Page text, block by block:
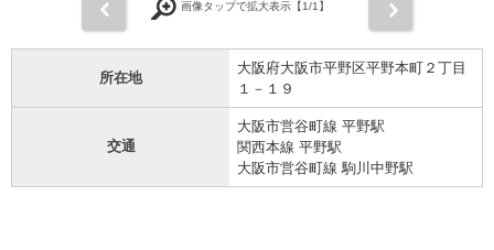
画像タップで拡大表示【1/1】
所在地
大阪府大阪市平野区平野本町２丁目
１－１９
交通
大阪市営谷町線 平野駅
関西本線 平野駅
大阪市営谷町線 駒川中野駅